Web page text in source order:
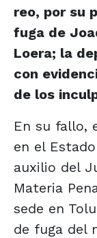
reo, por su
fuga de
Loera; la
con
de los
En su fallo,
en el
auxilio del
Materia
sede en
de fuga del